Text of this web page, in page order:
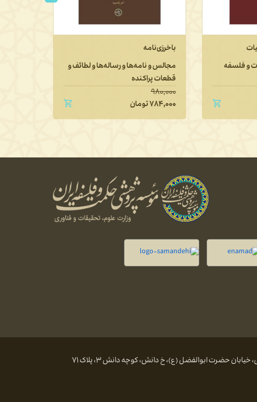
و فلسفه
باخرزی‌نامه
مجالس و نامه‌ها و رساله‌ها و لطائف و
قطعات پراکنده
۹۸۰,۰۰۰
۷۸۴,۰۰۰تومان
حضرت ابوالفضل (ع)، خ دانش، کوچه دانش ۳، پلاک ۷۱